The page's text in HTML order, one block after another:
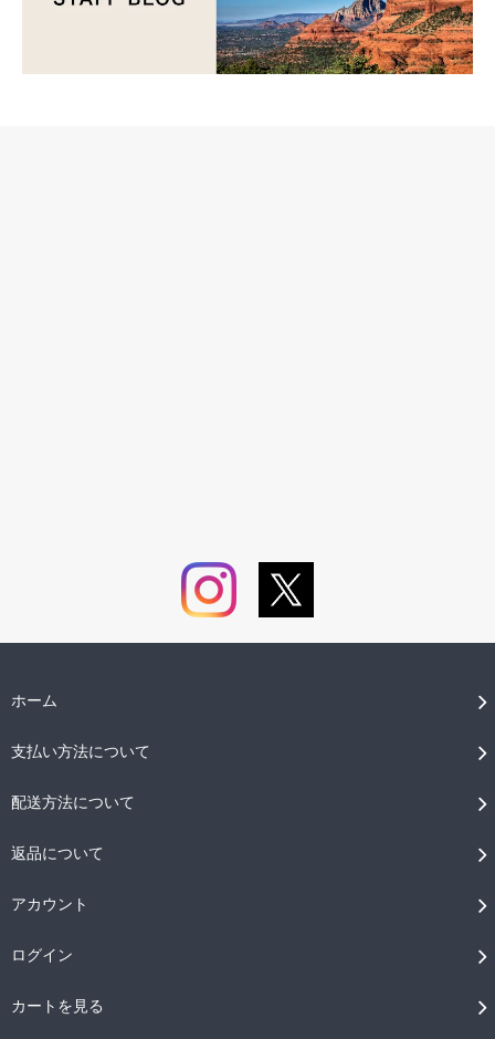
ホーム
支払い方法について
配送方法について
返品について
アカウント
ログイン
カートを見る